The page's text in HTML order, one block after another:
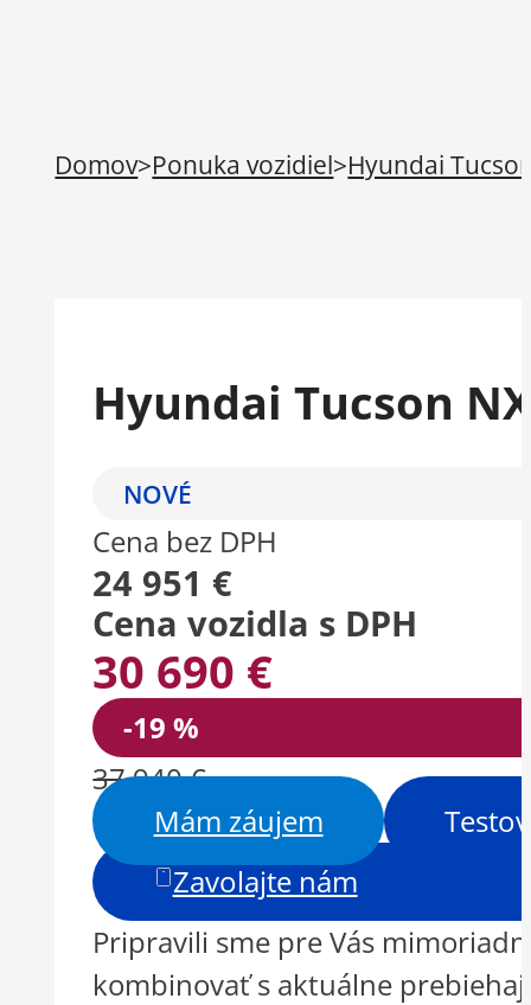
Domov>Ponuka vozidiel>Hyundai
Hyundai Tucson
NOVÉ
Cena bez DPH
24 951 €
Cena vozidla s DPH
30 690 €
-19 %
37 940 €
Mám záujem
Zavolajte nám
Pripravili sme pre Vás
kombinovať s aktuálne